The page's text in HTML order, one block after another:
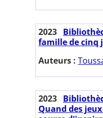
2023
famille de cinq
Auteurs :
2023
Quand des